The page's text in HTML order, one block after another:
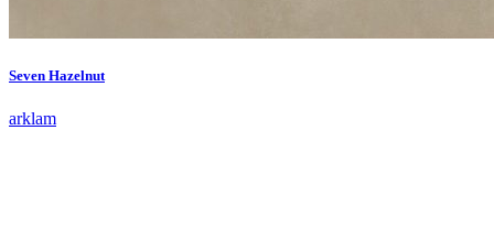
Seven Hazelnut
arklam